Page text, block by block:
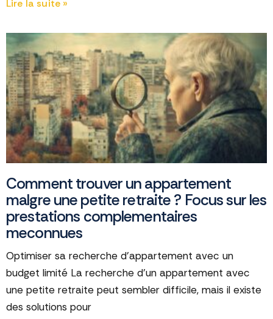
Lire la suite »
Comment trouver un appartement
malgre une petite retraite ? Focus sur les
prestations complementaires
meconnues
Optimiser sa recherche d’appartement avec un
budget limité La recherche d’un appartement avec
une petite retraite peut sembler difficile, mais il existe
des solutions pour